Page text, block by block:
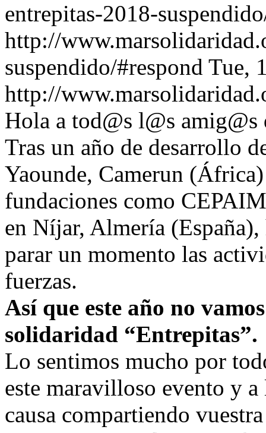
entrepitas-2018-
http://
suspendido/#respond Tue,
http://
Hola a tod@s l@s
Tras un año de desarrollo
Yaounde, Camerun
fundaciones como
en Níjar, Almería
parar un momento las
fuerzas.
Así que este año no
solidaridad “Entrepitas”.
Lo sentimos mucho por
este maravilloso evento y
causa compartiendo